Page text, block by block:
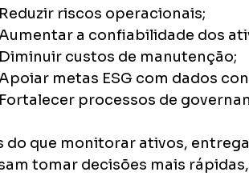
Reduzir riscos operacionais;
a confiabilidade dos
Diminuir custos de manutenção;
metas ESG com dados
Fortalecer processos de
do que monitorar ativos,
tomar decisões mais